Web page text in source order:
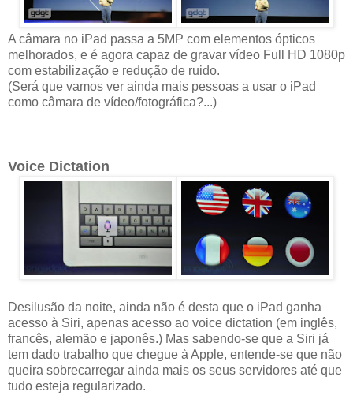
A câmara no iPad passa a 5MP com elementos ópticos
melhorados, e é agora capaz de gravar vídeo Full HD 1080p
com estabilização e redução de ruido.
(Será que vamos ver ainda mais pessoas a usar o iPad
como câmara de vídeo/fotográfica?...)
Voice Dictation
Desilusão da noite, ainda não é desta que o iPad ganha
acesso à Siri, apenas acesso ao voice dictation (em inglês,
francês, alemão e japonês.) Mas sabendo-se que a Siri já
tem dado trabalho que chegue à Apple, entende-se que não
queira sobrecarregar ainda mais os seus servidores até que
tudo esteja regularizado.